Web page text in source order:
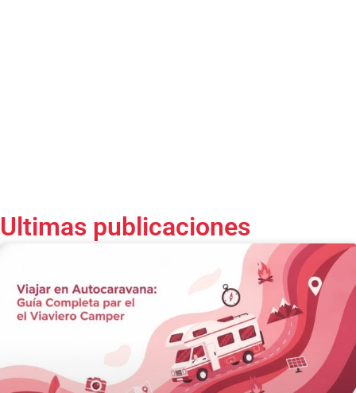
Ultimas publicaciones